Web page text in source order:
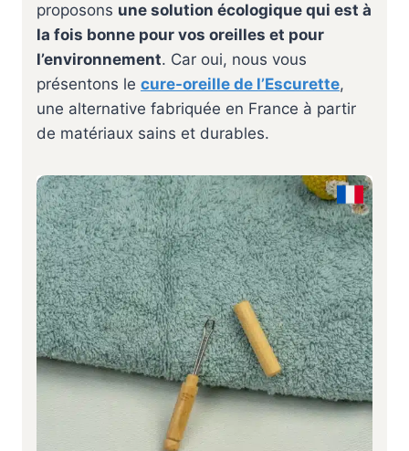
proposons une solution écologique qui est à
la fois bonne pour vos oreilles et pour
l’environnement. Car oui, nous vous
présentons le cure-oreille de l’Escurette,
une alternative fabriquée en France à partir
de matériaux sains et durables.